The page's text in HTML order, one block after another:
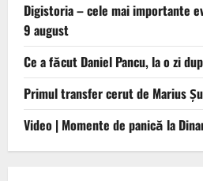
Digistoria – cele mai importante
9 august
Ce a făcut Daniel Pancu, la o zi
Primul transfer cerut de Marius
Video | Momente de panică la